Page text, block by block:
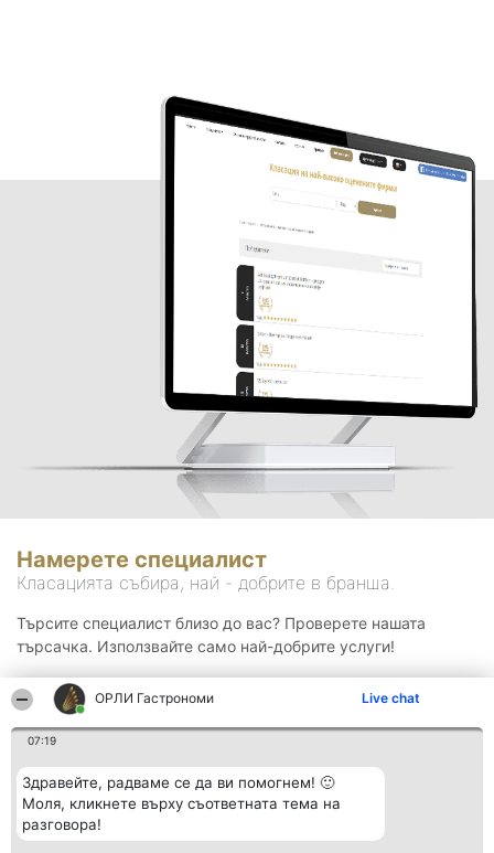
ОРЛИ Гастрономи Live chat
07:19
Здравейте, радваме се да ви помогнем! 🙂
Моля, кликнете върху съответната тема на
разговора!
Намерете специалист
Класацията събира, най - добрите в бранша.
Търсите специалист близо до вас? Проверете нашата
търсачка. Използвайте само най-добрите услуги!